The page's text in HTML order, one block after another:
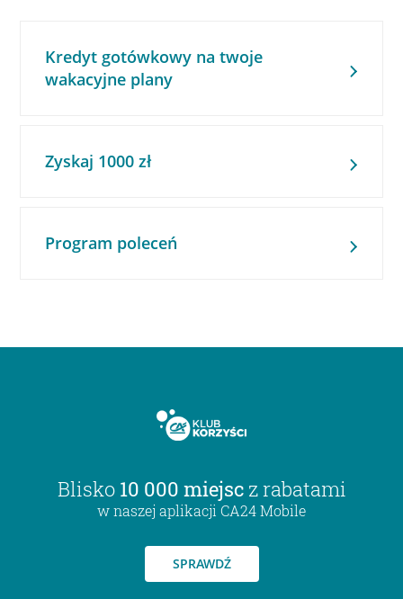
Kredyt gotówkowy na twoje
wakacyjne plany
Zyskaj 1000 zł
Program poleceń
Blisko 10 000 miejsc z rabatami
w naszej aplikacji CA24 Mobile
SPRAWDŹ